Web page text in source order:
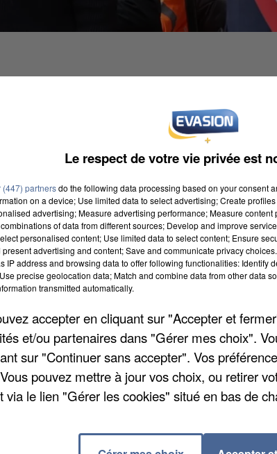
a inauguré un cinéma à son nom.
des Français est lui-même originaire de la
que tout le reste », a-t-il déclaré lors d'une
C'est d'ailleurs dans ce même cinéma
est bouclée.
Le respect de votre vie privée est
(447) partnersdo the following data processing based on your consent
on a device; Use limited data to select advertising; Create
advertising; Measure advertising performance; Measure
of data from different sources; Develop and improve
personalised content; Use limited data to select content; Ensure
present advertising and content; Save and communicate privacy
IP address and browsing data to offer following functionalities: Identify
precise geolocation data; Match and combine data from other data
transmitted automatically.
accepter en cliquant sur "Accepter et
et/ou partenaires dans "Gérer mes choix".
sur "Continuer sans accepter". Vos
pouvez mettre à jour vos choix, ou retirer
via le lien "Gérer les cookies" situé en bas de